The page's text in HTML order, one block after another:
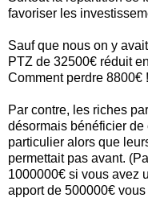
favoriser les
Sauf que nous on y
PTZ de 32500€ réduit
Comment perdre 8800€ !
Par contre, les riches
désormais bénéficier de
particulier alors que
permettait pas avant.
1000000€ si vous avez
apport de 500000€